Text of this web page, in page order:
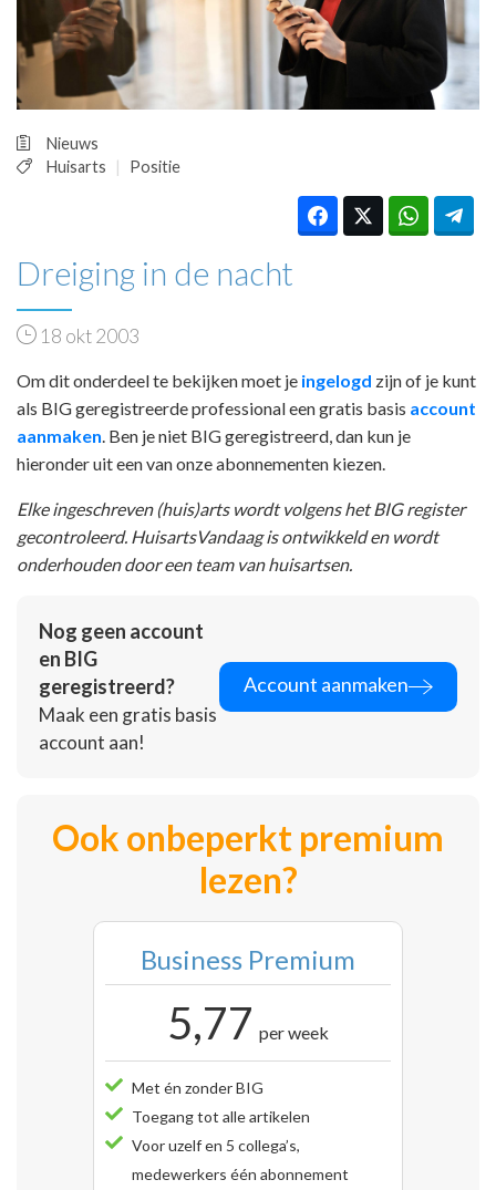
PRAKTIJKZAKEN
TARIEVEN
VPHUISARTSEN
INLOGGEN
Nieuws
Huisarts
Positie
Dreiging in de nacht
18 okt 2003
Om dit onderdeel te bekijken moet je ingelogd zijn of je kunt
als BIG geregistreerde professional een gratis basis account
aanmaken . Ben je niet BIG geregistreerd, dan kun je
hieronder uit een van onze abonnementen kiezen.
Elke ingeschreven (huis)arts wordt volgens het BIG register
gecontroleerd. HuisartsVandaag is ontwikkeld en wordt
onderhouden door een team van huisartsen.
Nog geen account
en BIG
geregistreerd?
Maak een gratis basis
account aan!
Account aanmaken
Ook onbeperkt premium
lezen?
Business Premium
5,77 per week
Met én zonder BIG
Toegang tot alle artikelen
Voor uzelf en 5 collega’s,
medewerkers één abonnement